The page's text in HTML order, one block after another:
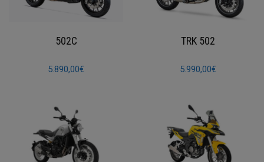
502C
5.890,00€
TRK 502
5.990,00€